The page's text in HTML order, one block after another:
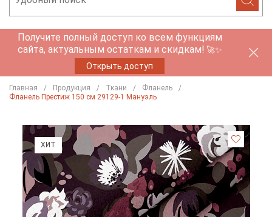
Получите полный доступ ко всем функциям
сайта, актуальным остаткам и скидкам! 🚀✨
Открыть доступ
Главная Продукция Ткани
Фланель
Фланель Престиж 150 см 29129-1 Мануэль
ХИТ